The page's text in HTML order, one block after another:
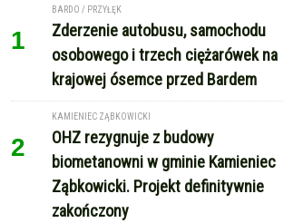
1
BARDO / PRZYŁĘK
Zderzenie autobusu, samochodu
osobowego i trzech ciężarówek na
krajowej ósemce przed Bardem
2
KAMIENIEC ZĄBKOWICKI
OHZ rezygnuje z budowy
biometanowni w gminie Kamieniec
Ząbkowicki. Projekt definitywnie
zakończony